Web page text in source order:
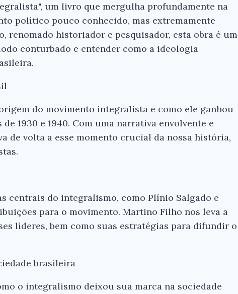
um livro que mergulha profundamente na
político pouco conhecido, mas extremamente
renomado historiador e pesquisador, esta obra é um
conturbado e entender como a ideologia
do movimento integralista e como ele ganhou
1930 e 1940. Com uma narrativa envolvente e
de volta a esse momento crucial da nossa história,
centrais do integralismo, como Plínio Salgado e
para o movimento. Martino Filho nos leva a
líderes, bem como suas estratégias para difundir o
brasileira
o integralismo deixou sua marca na sociedade